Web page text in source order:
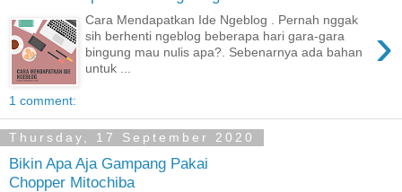
›
Cara Mendapatkan Ide Ngeblog . Pernah nggak
sih berhenti ngeblog beberapa hari gara-gara
bingung mau nulis apa?. Sebenarnya ada bahan
untuk ...
1 comment:
Thursday, 17 September 2020
Bikin Apa Aja Gampang Pakai
Chopper Mitochiba